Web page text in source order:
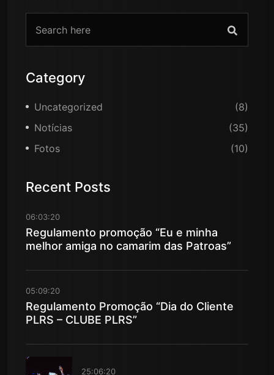
Category
Uncategorized
(8)
Notícias
(35)
Fotos
(10)
Recent Posts
06:03:20
Regulamento promoção “Eu e minha
melhor amiga no camarim das Patroas”
05:09:20
Regulamento Promoção “Dia do Cliente
PLRS – CLUBE PLRS”
25:06:20